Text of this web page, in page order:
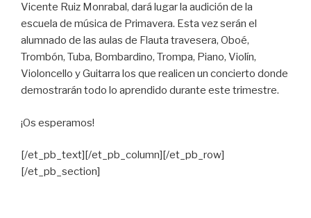
Vicente Ruiz Monrabal, dará lugar la audición de la
escuela de música de Primavera. Esta vez serán el
alumnado de las aulas de Flauta travesera, Oboé,
Trombón, Tuba, Bombardino, Trompa, Piano, Violín,
Violoncello y Guitarra los que realicen un concierto donde
demostrarán todo lo aprendido durante este trimestre.
¡Os esperamos!
[/et_pb_text][/et_pb_column][/et_pb_row]
[/et_pb_section]